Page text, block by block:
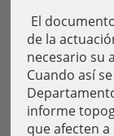
El
de la
necesario su
Cuando así
informe
que afecten